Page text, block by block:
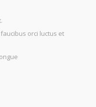
orci luctus et